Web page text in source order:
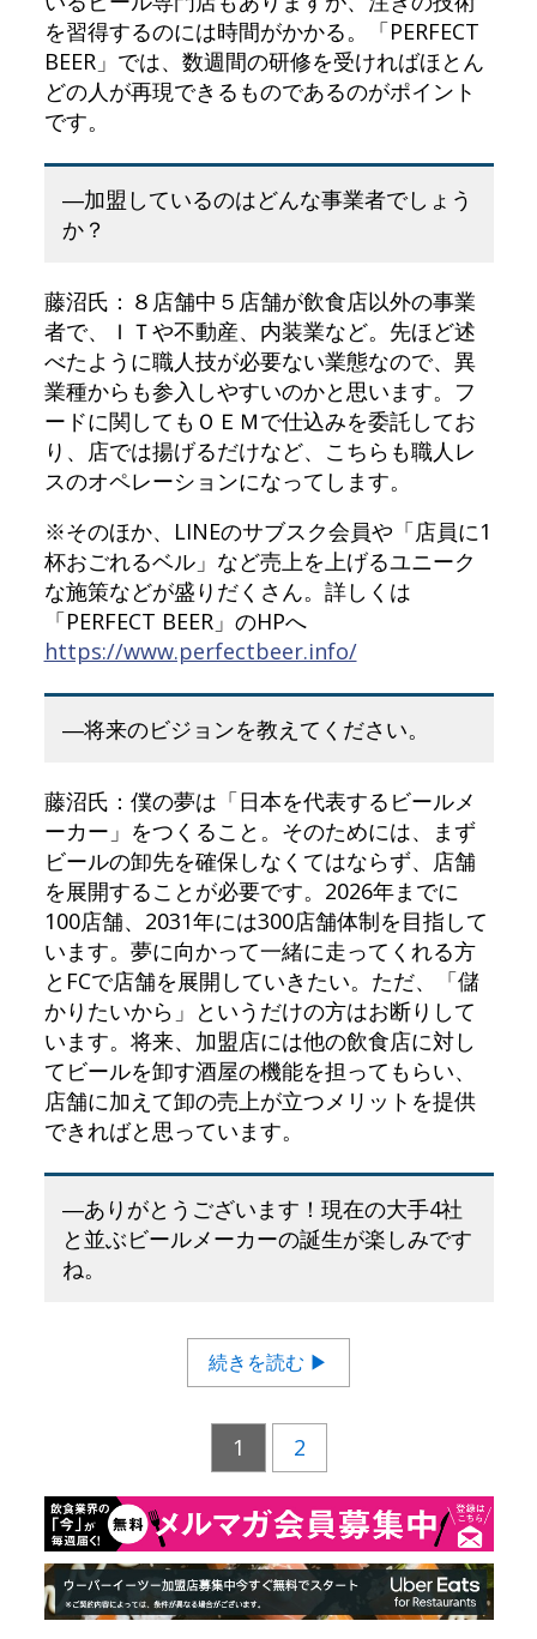
を習得するのには時間がかかる。「PERFECT
BEER」では、数週間の研修を受ければほとん
どの人が再現できるものであるのがポイント
です。
―加盟しているのはどんな事業者でしょう
か？
藤沼氏：８店舗中５店舗が飲食店以外の事業
者で、ＩＴや不動産、内装業など。先ほど述
べたように職人技が必要ない業態なので、異
業種からも参入しやすいのかと思います。フ
ードに関してもＯＥＭで仕込みを委託してお
り、店では揚げるだけなど、こちらも職人レ
スのオペレーションになってします。
※そのほか、LINEのサブスク会員や「店員に1
杯おごれるベル」など売上を上げるユニーク
な施策などが盛りだくさん。詳しくは
「PERFECT BEER」のHPへ
https://www.perfectbeer.info/
―将来のビジョンを教えてください。
藤沼氏：僕の夢は「日本を代表するビールメ
ーカー」をつくること。そのためには、まず
ビールの卸先を確保しなくてはならず、店舗
を展開することが必要です。2026年までに
100店舗、2031年には300店舗体制を目指して
います。夢に向かって一緒に走ってくれる方
とFCで店舗を展開していきたい。ただ、「儲
かりたいから」というだけの方はお断りして
います。将来、加盟店には他の飲食店に対し
てビールを卸す酒屋の機能を担ってもらい、
店舗に加えて卸の売上が立つメリットを提供
できればと思っています。
―ありがとうございます！現在の大手4社
と並ぶビールメーカーの誕生が楽しみです
ね。
続きを読む ▶
1 2